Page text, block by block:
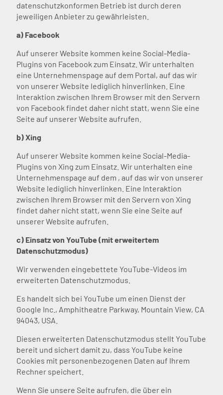
datenschutzkonformen Betrieb ist durch deren
jeweiligen Anbieter zu gewährleisten.
a) Facebook
Auf unserer Website kommen keine Social-Media-
Plugins von Facebook zum Einsatz. Wir unterhalten
eine Unternehmenspage auf dem Portal, auf das wir
von unserer Website lediglich hinverlinken. Eine
Interaktion zwischen Ihrem Browser mit den Servern
von Facebook findet daher nicht statt, wenn Sie eine
Seite auf unserer Website aufrufen.
b) Xing
Auf unserer Website kommen keine Social-Media-
Plugins von Xing zum Einsatz. Wir unterhalten eine
Unternehmenspage auf dem , auf das wir von unserer
Website lediglich hinverlinken. Eine Interaktion
zwischen Ihrem Browser mit den Servern von Xing
findet daher nicht statt, wenn Sie eine Seite auf
unserer Website aufrufen.
c) Einsatz von YouTube (mit erweitertem
Datenschutzmodus)
Wir verwenden eingebettete YouTube-Videos im
erweiterten Datenschutzmodus.
Es handelt sich bei YouTube um einen Dienst der
Google Inc., Amphitheatre Parkway, Mountain View, CA
94043, USA.
Diesen erweiterten Datenschutzmodus stellt YouTube
bereit und sichert damit zu, dass YouTube keine
Cookies mit personenbezogenen Daten auf Ihrem
Rechner speichert.
Wenn Sie unsere Seite aufrufen, die über ein